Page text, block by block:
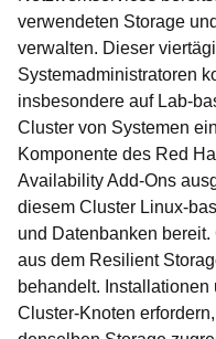
verwendeten Storage
verwalten. Dieser
Systemadministratoren
insbesondere auf Lab-
Cluster von Systemen
Komponente des Red
Availability Add-Ons
diesem Cluster Linux-
und Datenbanken
aus dem Resilient
behandelt.
Cluster-Knoten